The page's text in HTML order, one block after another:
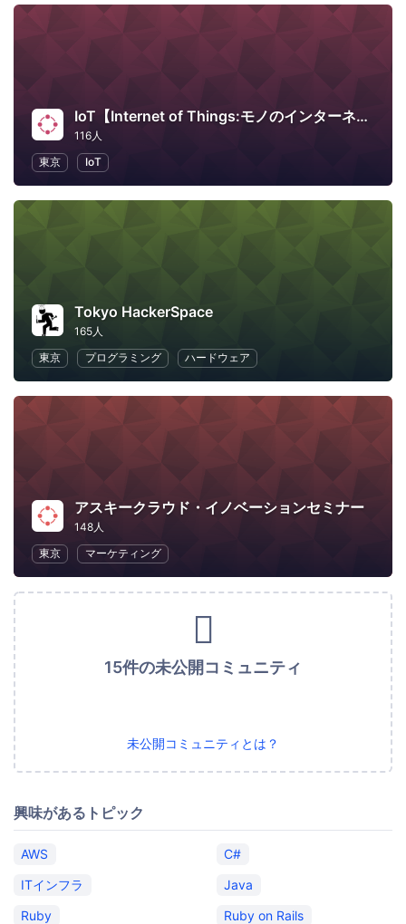
IoT【Internet of Things:モノのインターネット】
116人
東京
IoT
Tokyo HackerSpace
165人
東京
プログラミング ハードウェア
アスキークラウド・イノベーションセミナー
148人
東京
マーケティング
15件の未公開コミュニティ
未公開コミュニティとは？
興味があるトピック
AWS
C#
ITインフラ
Java
Ruby
Ruby on Rails